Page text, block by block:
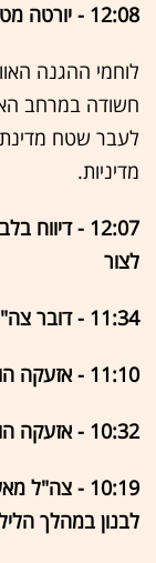
12:08 - יורטה מטרה אווירית בלבנון
לוחמי ההגנה
חשודה במרחב
לעבר שטח
מדיניות.
לצור
11:34 - דובר צה"ל: האזעקה בנחל עוז - זיהוי שווא
11:10 - אזעקה הופעלה בנחל עוז
10:32 - אזעקה הופעלה בכרם שלום
10:19 -
לבנון במהלך